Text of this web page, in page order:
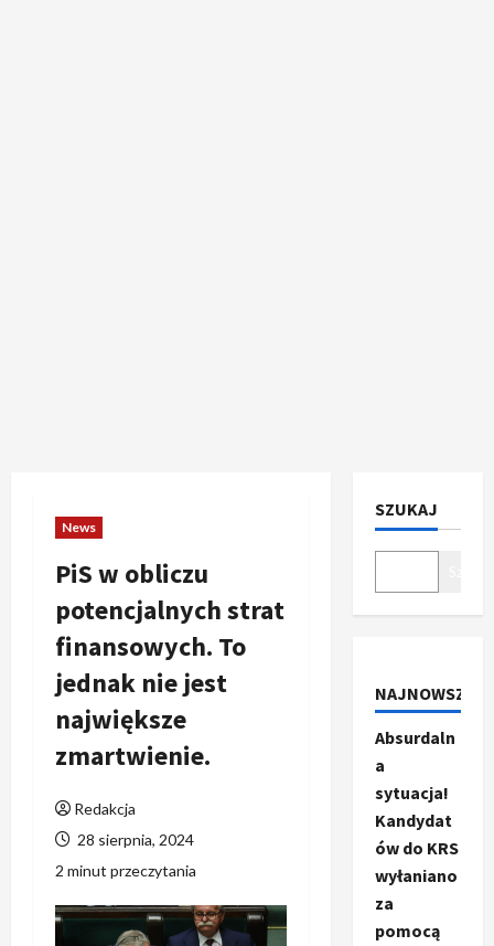
News
PiS w obliczu
potencjalnych strat
finansowych. To
jednak nie jest
największe
zmartwienie.
Redakcja
28 sierpnia, 2024
2 minut przeczytania
SZUKAJ
NAJNOWSZE
Absurdaln
a
sytuacja!
Kandydat
ów do KRS
wyłaniano
za
pomocą